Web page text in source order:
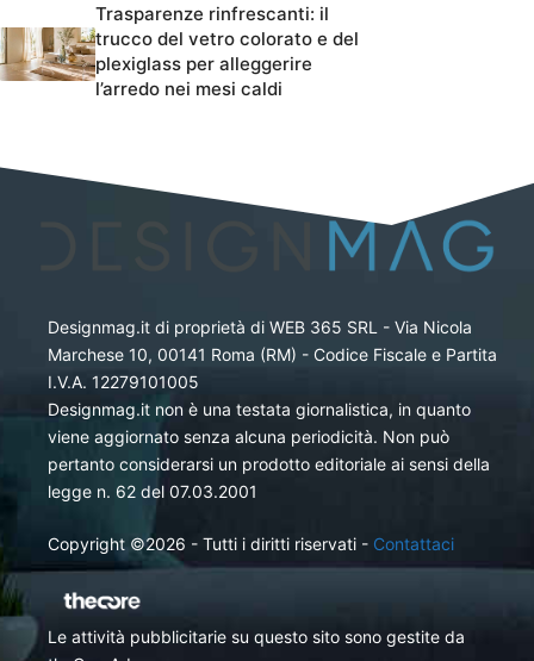
Trasparenze rinfrescanti: il
trucco del vetro colorato e del
plexiglass per alleggerire
l’arredo nei mesi caldi
Designmag.it di proprietà di WEB 365 SRL - Via Nicola
Marchese 10, 00141 Roma (RM) - Codice Fiscale e Partita
I.V.A. 12279101005
Designmag.it non è una testata giornalistica, in quanto
viene aggiornato senza alcuna periodicità. Non può
pertanto considerarsi un prodotto editoriale ai sensi della
legge n. 62 del 07.03.2001
Copyright ©2026 - Tutti i diritti riservati - Contattaci
Le attività pubblicitarie su questo sito sono gestite da